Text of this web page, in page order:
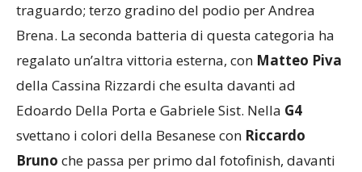
traguardo; terzo gradino del podio per Andrea
Brena. La seconda batteria di questa categoria ha
regalato un’altra vittoria esterna, con Matteo Piva
della Cassina Rizzardi che esulta davanti ad
Edoardo Della Porta e Gabriele Sist. Nella G4
svettano i colori della Besanese con Riccardo
Bruno che passa per primo dal fotofinish, davanti